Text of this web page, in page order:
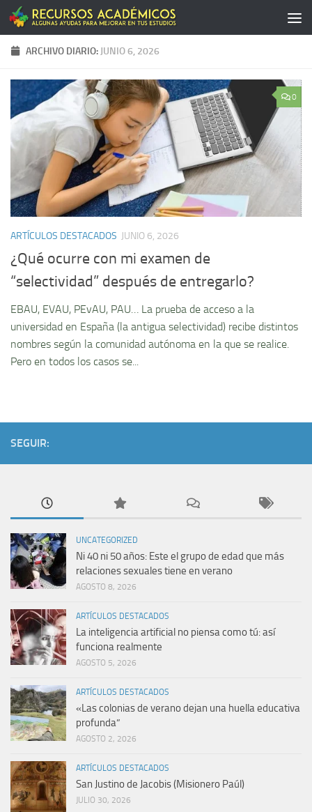
Saltar al contenido
ARCHIVO DIARIO: JUNIO 6, 2026
0
ARTÍCULOS DESTACADOS JUNIO 6, 2026
¿Qué ocurre con mi examen de
“selectividad” después de entregarlo?
EBAU, EVAU, PEvAU, PAU… La prueba de acceso a la
universidad en España (la antigua selectividad) recibe distintos
nombres según la comunidad autónoma en la que se realice.
Pero en todos los casos se...
SEGUIR:
UNCATEGORIZED
Ni 40 ni 50 años: Este el grupo de edad que más
relaciones sexuales tiene en verano
AGOSTO 8, 2026
ARTÍCULOS DESTACADOS
La inteligencia artificial no piensa como tú: así
funciona realmente
AGOSTO 5, 2026
ARTÍCULOS DESTACADOS
«Las colonias de verano dejan una huella educativa
profunda”
AGOSTO 2, 2026
ARTÍCULOS DESTACADOS
San Justino de Jacobis (Misionero Paúl)
JULIO 30, 2026